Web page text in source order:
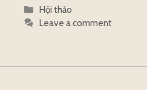
Categories
Hội thảo
Leave a comment